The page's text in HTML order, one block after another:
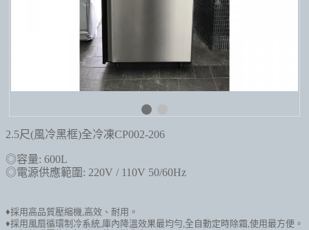
2.5尺(風冷黑框)全冷凍CP002-206
◎容量: 600L
◎電源供應範圍: 220V / 110V 50/60Hz
♦採用高品質壓縮機,高效、耐用。
♦採用風扇循環制冷系統,庫內降溫效果最均勻,全自動定時除霜,使用最方便。